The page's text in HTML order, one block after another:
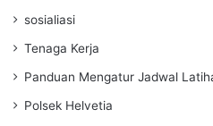
sosialiasi
Tenaga Kerja
Panduan Mengatur Jadwal
Polsek Helvetia